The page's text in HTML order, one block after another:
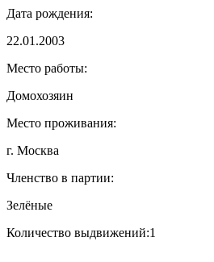
Дата рождения:
22.01.2003
Место работы:
Домохозяин
Место проживания:
г. Москва
Членство в партии:
Зелёные
Количество выдвижений:1